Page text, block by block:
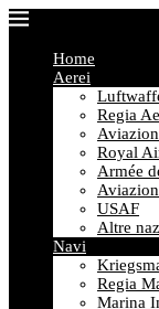
Home
Aerei
Regia
Royal
Armée
USAF
Altre
Navi
Regia
Marina